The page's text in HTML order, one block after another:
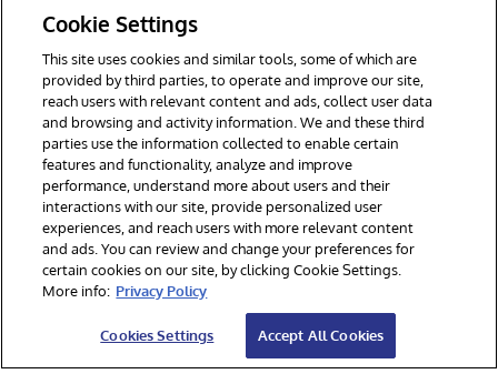
採用情報
© 1996-2026Y InterSystems Corporation, Boston, MA. All Rights
Reserved.
お知らせ／ご利用規約
プライバシーステートメント
保証について
アクセシビリティ
Cookie Settings
This site uses cookies and similar tools, some of which are
provided by third parties, to operate and improve our site,
reach users with relevant content and ads, collect user data
and browsing and activity information. We and these third
parties use the information collected to enable certain
features and functionality, analyze and improve
performance, understand more about users and their
interactions with our site, provide personalized user
experiences, and reach users with more relevant content
and ads. You can review and change your preferences for
certain cookies on our site, by clicking Cookie Settings.
More info: Privacy Policy
Cookies Settings Accept All Cookies